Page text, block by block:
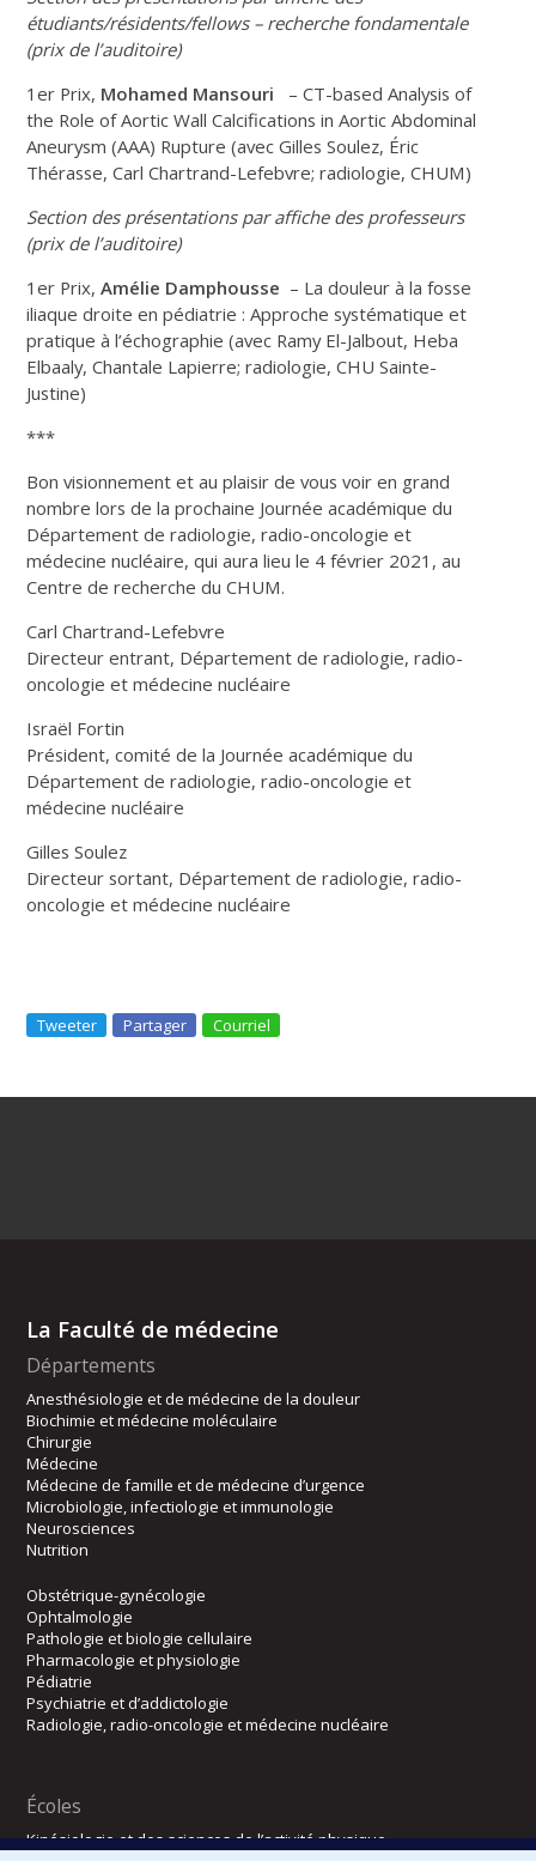
étudiants/résidents/fellows – recherche fondamentale
(prix de l’auditoire)
1er Prix, Mohamed Mansouri – CT-based Analysis of
the Role of Aortic Wall Calcifications in Aortic Abdominal
Aneurysm (AAA) Rupture (avec Gilles Soulez, Éric
Thérasse, Carl Chartrand-Lefebvre; radiologie, CHUM)
Section des présentations par affiche des professeurs
(prix de l’auditoire)
1er Prix,Amélie Damphousse – La douleur à la fosse
iliaque droite en pédiatrie : Approche systématique et
pratique à l’échographie (avec Ramy El-Jalbout, Heba
Elbaaly, Chantale Lapierre; radiologie, CHU Sainte-
Justine)
***
Bon visionnement et au plaisir de vous voir en grand
nombre lors de la prochaine Journée académique du
Département de radiologie, radio-oncologie et
médecine nucléaire, qui aura lieu le 4 février 2021, au
Centre de recherche du CHUM.
Carl Chartrand-Lefebvre
Directeur entrant, Département de radiologie, radio-
oncologie et médecine nucléaire
Israël Fortin
Président, comité de la Journée académique du
Département de radiologie, radio-oncologie et
médecine nucléaire
Gilles Soulez
Directeur sortant, Département de radiologie, radio-
oncologie et médecine nucléaire
Tweeter Partager Courriel
La Faculté de médecine
Départements
Anesthésiologie et de médecine de la douleur
Biochimie et médecine moléculaire
Chirurgie
Médecine
Médecine de famille et de médecine d’urgence
Microbiologie, infectiologie et immunologie
Neurosciences
Nutrition
Obstétrique-gynécologie
Ophtalmologie
Pathologie et biologie cellulaire
Pharmacologie et physiologie
Pédiatrie
Psychiatrie et d’addictologie
Radiologie, radio-oncologie et médecine nucléaire
Écoles
Kinésiologie et des sciences de l’activité physique